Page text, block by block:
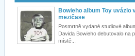
Bowieho album Toy uvázlo
mezičase
Posmrtně vydané studiové
Davida Bowieho debutovalo na
místě...